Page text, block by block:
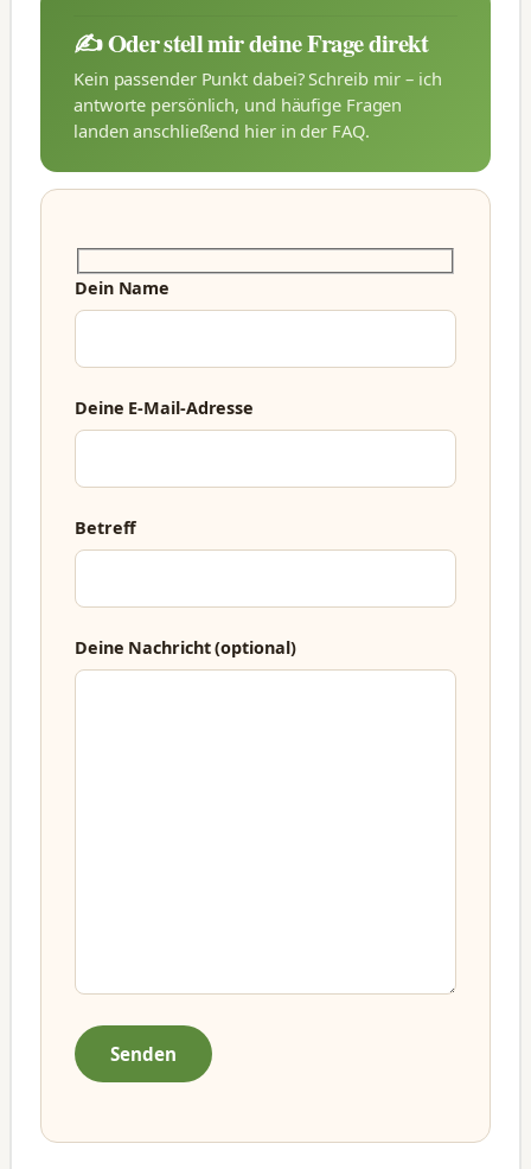
✍️ Oder stell mir deine Frage direkt
Kein passender Punkt dabei? Schreib mir – ich
antworte persönlich, und häufige Fragen
landen anschließend hier in der FAQ.
Dein Name
Deine E-Mail-Adresse
Betreff
Deine Nachricht (optional)